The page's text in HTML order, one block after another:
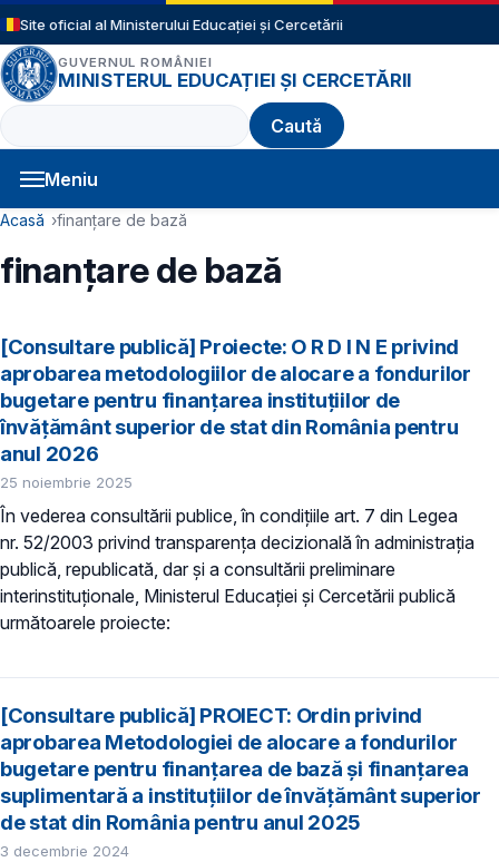
Sari la conținutul principal
Site oficial al Ministerului Educației și Cercetării
GUVERNUL ROMÂNIEI
MINISTERUL EDUCAȚIEI ȘI CERCETĂRII
Caută
Meniu
Navigație principală
Cale de navigare
Acasă finanțare de bază
finanțare de bază
[Consultare publică] Proiecte: O R D I N E privind
aprobarea metodologiilor de alocare a fondurilor
bugetare pentru finanțarea instituțiilor de
învățământ superior de stat din România pentru
anul 2026
25 noiembrie 2025
În vederea consultării publice, în condiţiile art. 7 din Legea
nr. 52/2003 privind transparenţa decizională în administraţia
publică, republicată, dar și a consultării preliminare
interinstituționale, Ministerul Educaţiei și Cercetării publică
următoarele proiecte:
[Consultare publică] PROIECT: Ordin privind
aprobarea Metodologiei de alocare a fondurilor
bugetare pentru finanțarea de bază și finanțarea
suplimentară a instituțiilor de învățământ superior
de stat din România pentru anul 2025
3 decembrie 2024